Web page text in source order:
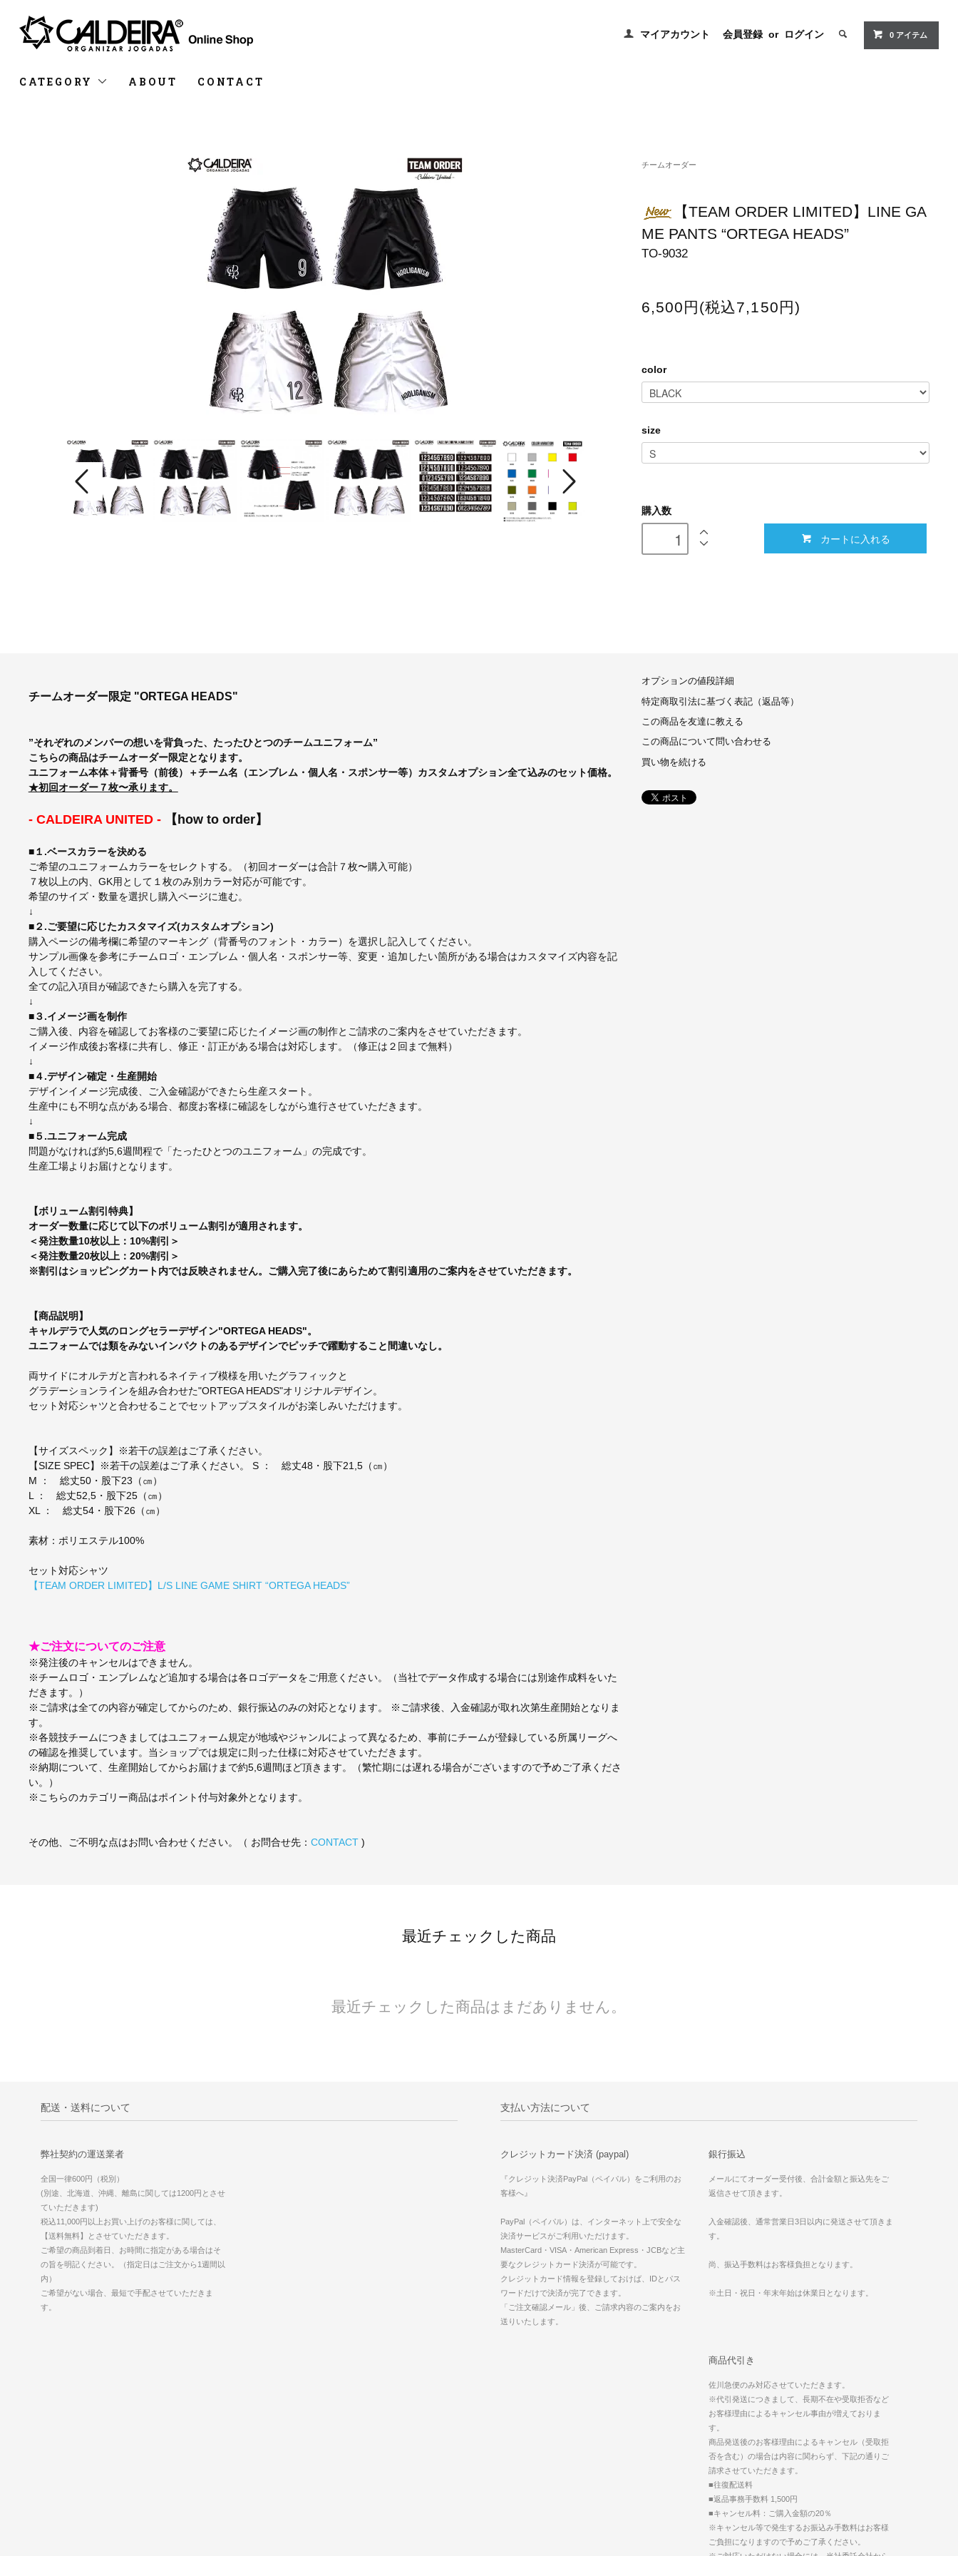
マイアカウント 会員登録 or ログイン 0 アイテム
CATEGORY ABOUT CONTACT
チームオーダー
【TEAM ORDER LIMITED】LINE GA
ME PANTS “ORTEGA HEADS”
TO-9032
6,500円(税込7,150円)
color
size
購入数
カートに入れる
チームオーダー限定 "ORTEGA HEADS"
”それぞれのメンバーの想いを背負った、たったひとつのチームユニフォーム”
こちらの商品はチームオーダー限定となります。
ユニフォーム本体＋背番号（前後）＋チーム名（エンブレム・個人名・スポンサー等）カスタムオプション全て込みのセット価格。
★初回オーダー７枚〜承ります。
- CALDEIRA UNITED - 【how to order】
■１.ベースカラーを決める
ご希望のユニフォームカラーをセレクトする。（初回オーダーは合計７枚〜購入可能）
７枚以上の内、GK用として１枚のみ別カラー対応が可能です。
希望のサイズ・数量を選択し購入ページに進む。
↓
■２.ご要望に応じたカスタマイズ(カスタムオプション)
購入ページの備考欄に希望のマーキング（背番号のフォント・カラー）を選択し記入してください。
サンプル画像を参考にチームロゴ・エンブレム・個人名・スポンサー等、変更・追加したい箇所がある場合はカスタマイズ内容を記
入してください。
全ての記入項目が確認できたら購入を完了する。
↓
■３.イメージ画を制作
ご購入後、内容を確認してお客様のご要望に応じたイメージ画の制作とご請求のご案内をさせていただきます。
イメージ作成後お客様に共有し、修正・訂正がある場合は対応します。（修正は２回まで無料）
↓
■４.デザイン確定・生産開始
デザインイメージ完成後、ご入金確認ができたら生産スタート。
生産中にも不明な点がある場合、都度お客様に確認をしながら進行させていただきます。
↓
■５.ユニフォーム完成
問題がなければ約5,6週間程で「たったひとつのユニフォーム」の完成です。
生産工場よりお届けとなります。
【ボリューム割引特典】
オーダー数量に応じて以下のボリューム割引が適用されます。
＜発注数量10枚以上：10%割引＞
＜発注数量20枚以上：20%割引＞
※割引はショッピングカート内では反映されません。ご購入完了後にあらためて割引適用のご案内をさせていただきます。
【商品説明】
キャルデラで人気のロングセラーデザイン"ORTEGA HEADS"。
ユニフォームでは類をみないインパクトのあるデザインでピッチで躍動すること間違いなし。
両サイドにオルテガと言われるネイティブ模様を用いたグラフィックと
グラデーションラインを組み合わせた"ORTEGA HEADS"オリジナルデザイン。
セット対応シャツと合わせることでセットアップスタイルがお楽しみいただけます。
【サイズスペック】※若干の誤差はご了承ください。
【SIZE SPEC】※若干の誤差はご了承ください。 S ： 総丈48・股下21,5（㎝）
M ： 総丈50・股下23（㎝）
L ： 総丈52,5・股下25（㎝）
XL ： 総丈54・股下26（㎝）
素材：ポリエステル100%
セット対応シャツ
【TEAM ORDER LIMITED】L/S LINE GAME SHIRT “ORTEGA HEADS”
★ご注文についてのご注意
※発注後のキャンセルはできません。
※チームロゴ・エンブレムなど追加する場合は各ロゴデータをご用意ください。（当社でデータ作成する場合には別途作成料をいた
だきます。）
※ご請求は全ての内容が確定してからのため、銀行振込のみの対応となります。 ※ご請求後、入金確認が取れ次第生産開始となりま
す。
※各競技チームにつきましてはユニフォーム規定が地域やジャンルによって異なるため、事前にチームが登録している所属リーグへ
の確認を推奨しています。当ショップでは規定に則った仕様に対応させていただきます。
※納期について、生産開始してからお届けまで約5,6週間ほど頂きます。（繁忙期には遅れる場合がございますので予めご了承くださ
い。）
※こちらのカテゴリー商品はポイント付与対象外となります。
その他、ご不明な点はお問い合わせください。（ お問合せ先： CONTACT)
オプションの値段詳細
特定商取引法に基づく表記（返品等）
この商品を友達に教える
この商品について問い合わせる
買い物を続ける
最近チェックした商品
最近チェックした商品はまだありません。
配送・送料について
弊社契約の運送業者
全国一律600円（税別）
(別途、北海道、沖縄、離島に関しては1200円とさせ
ていただきます)
税込11,000円以上お買い上げのお客様に関しては、
【送料無料】とさせていただきます。
ご希望の商品到着日、お時間に指定がある場合はそ
の旨を明記ください。（指定日はご注文から1週間以
内）
ご希望がない場合、最短で手配させていただきま
す。
支払い方法について
クレジットカード決済 (paypal)
『クレジット決済PayPal（ペイパル）をご利用のお
客様へ』
PayPal（ペイパル）は、インターネット上で安全な
決済サービスがご利用いただけます。
MasterCard・VISA・American Express・JCBなど主
要なクレジットカード決済が可能です。
クレジットカード情報を登録しておけば、IDとパス
ワードだけで決済が完了できます。
「ご注文確認メール」後、ご請求内容のご案内をお
送りいたします。
銀行振込
メールにてオーダー受付後、合計金額と振込先をご
返信させて頂きます。
入金確認後、通常営業日3日以内に発送させて頂きま
す。
尚、振込手数料はお客様負担となります。
※土日・祝日・年末年始は休業日となります。
商品代引き
佐川急便のみ対応させていただきます。
※代引発送につきまして、長期不在や受取拒否など
お客様理由によるキャンセル事由が増えておりま
す。
商品発送後のお客様理由によるキャンセル（受取拒
否を含む）の場合は内容に関わらず、下記の通りご
請求させていただきます。
■往復配送料
■返品事務手数料 1,500円
■キャンセル料：ご購入金額の20％
※キャンセル等で発生するお振込み手数料はお客様
ご負担になりますので予めご了承ください。